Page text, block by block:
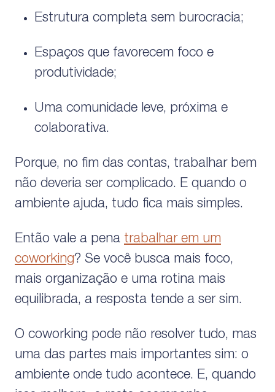
Estrutura completa sem burocracia;
Espaços que favorecem foco e
produtividade;
Uma comunidade leve, próxima e
colaborativa.
Porque, no fim das contas, trabalhar bem
não deveria ser complicado. E quando o
ambiente ajuda, tudo fica mais simples.
Então vale a pena trabalhar em um
coworking? Se você busca mais foco,
mais organização e uma rotina mais
equilibrada, a resposta tende a ser sim.
O coworking pode não resolver tudo, mas
uma das partes mais importantes sim: o
ambiente onde tudo acontece. E, quando